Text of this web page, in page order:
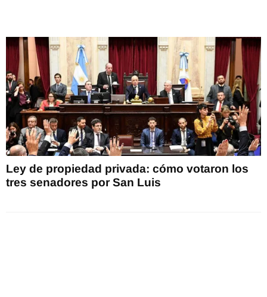
Ley de propiedad privada: cómo votaron los
tres senadores por San Luis